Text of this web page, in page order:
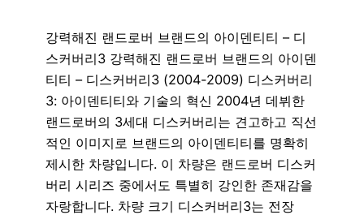
강력해진 랜드로버 브랜드의 아이덴티티 – 디
스커버리3 강력해진 랜드로버 브랜드의 아이덴
티티 – 디스커버리3 (2004-2009) 디스커버리
3: 아이덴티티와 기술의 혁신 2004년 데뷔한
랜드로버의 3세대 디스커버리는 견고하고 직선
적인 이미지로 브랜드의 아이덴티티를 명확히
제시한 차량입니다. 이 차량은 랜드로버 디스커
버리 시리즈 중에서도 특별히 강인한 존재감을
자랑합니다. 차량 크기 디스커버리3는 전장